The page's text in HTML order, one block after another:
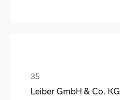
Leiber GmbH & Co. KG